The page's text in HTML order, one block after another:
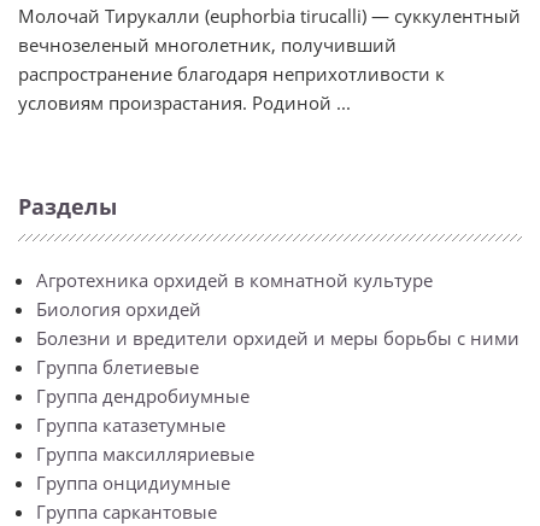
Молочай Тирукалли (euphorbia tirucalli) — суккулентный
вечнозеленый многолетник, получивший
распространение благодаря неприхотливости к
условиям произрастания. Родиной ...
Разделы
Агротехника орхидей в комнатной культуре
Биология орхидей
Болезни и вредители орхидей и меры борьбы с ними
Группа блетиевые
Группа дендробиумные
Группа катазетумные
Группа максилляриевые
Группа онцидиумные
Группа саркантовые